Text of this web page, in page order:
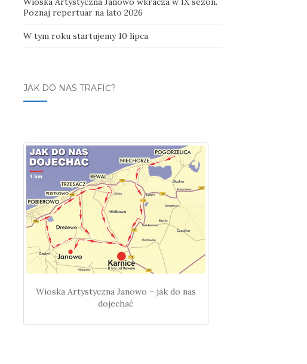
Poznaj repertuar na lato 2026
W tym roku startujemy 10 lipca
JAK DO NAS TRAFIĆ?
Wioska Artystyczna Janowo – jak do nas
dojechać